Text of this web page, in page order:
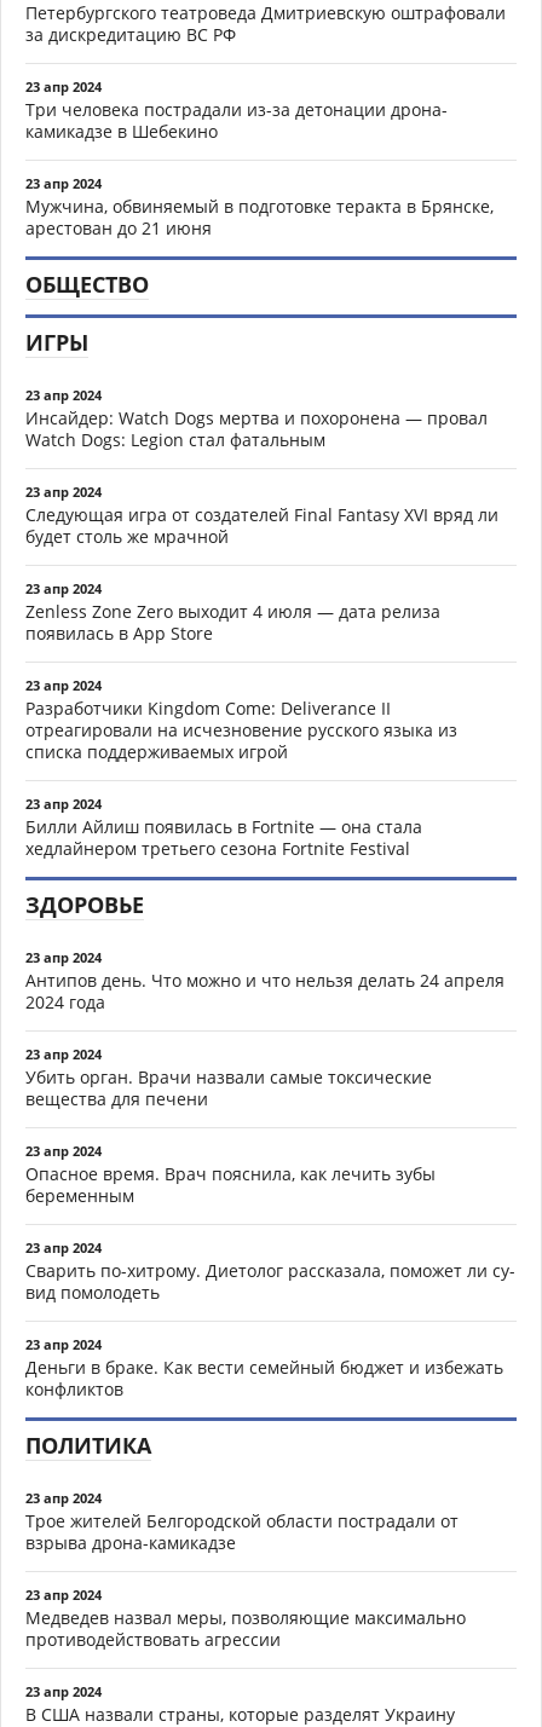
Петербургского театроведа Дмитриевскую оштрафовали
за дискредитацию ВС РФ
23 апр 2024
Три человека пострадали из-за детонации дрона-
камикадзе в Шебекино
23 апр 2024
Мужчина, обвиняемый в подготовке теракта в Брянске,
арестован до 21 июня
ОБЩЕСТВО
ИГРЫ
23 апр 2024
Инсайдер: Watch Dogs мертва и похоронена — провал
Watch Dogs: Legion стал фатальным
23 апр 2024
Следующая игра от создателей Final Fantasy XVI вряд ли
будет столь же мрачной
23 апр 2024
Zenless Zone Zero выходит 4 июля — дата релиза
появилась в App Store
23 апр 2024
Разработчики Kingdom Come: Deliverance II
отреагировали на исчезновение русского языка из
списка поддерживаемых игрой
23 апр 2024
Билли Айлиш появилась в Fortnite — она стала
хедлайнером третьего сезона Fortnite Festival
ЗДОРОВЬЕ
23 апр 2024
Антипов день. Что можно и что нельзя делать 24 апреля
2024 года
23 апр 2024
Убить орган. Врачи назвали самые токсические
вещества для печени
23 апр 2024
Опасное время. Врач пояснила, как лечить зубы
беременным
23 апр 2024
Сварить по-хитрому. Диетолог рассказала, поможет ли су-
вид помолодеть
23 апр 2024
Деньги в браке. Как вести семейный бюджет и избежать
конфликтов
ПОЛИТИКА
23 апр 2024
Трое жителей Белгородской области пострадали от
взрыва дрона-камикадзе
23 апр 2024
Медведев назвал меры, позволяющие максимально
противодействовать агрессии
23 апр 2024
В США назвали страны, которые разделят Украину